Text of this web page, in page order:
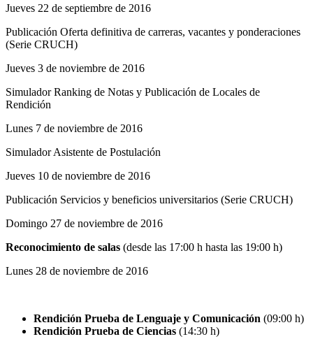
Jueves 22 de septiembre de 2016
Publicación Oferta definitiva de carreras, vacantes y ponderaciones
(Serie CRUCH)
Jueves 3 de noviembre de 2016
Simulador Ranking de Notas y Publicación de Locales de
Rendición
Lunes 7 de noviembre de 2016
Simulador Asistente de Postulación
Jueves 10 de noviembre de 2016
Publicación Servicios y beneficios universitarios (Serie CRUCH)
Domingo 27 de noviembre de 2016
Reconocimiento de salas (desde las 17:00 h hasta las 19:00 h)
Lunes 28 de noviembre de 2016
Rendición Prueba de Lenguaje y Comunicación (09:00 h)
Rendición Prueba de Ciencias (14:30 h)